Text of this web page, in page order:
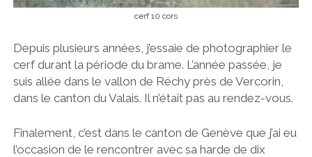
cerf 10 cors
Depuis plusieurs années, j’essaie de photographier le
cerf durant la période du brame. L’année passée, je
suis allée dans le vallon de Réchy près de Vercorin,
dans le canton du Valais. Il n’était pas au rendez-vous.
Finalement, c’est dans le canton de Genève que j’ai eu
l’occasion de le rencontrer avec sa harde de dix